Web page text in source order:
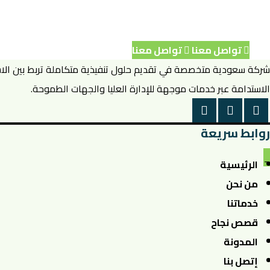
تواصل معنا تواصل معنا
شركة سعودية متخصصة في تقديم حلول تنفيذية متكاملة تربط بين
الاستدامة عبر خدمات موجهة للإدارة العليا والجهات الطموحة.
روابط سريعة
_ الرئيسية
من نحن
خدماتنا
قصص نجاح
المدونة
إتصل بنا